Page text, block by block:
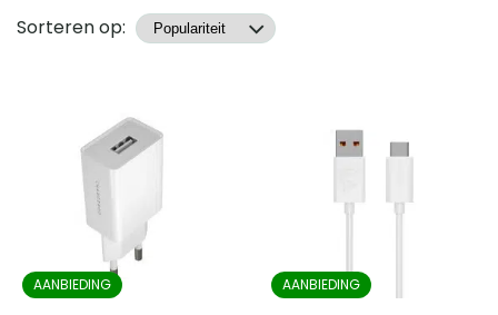
Producten
Sorteren op:
AANBIEDING AANBIEDING